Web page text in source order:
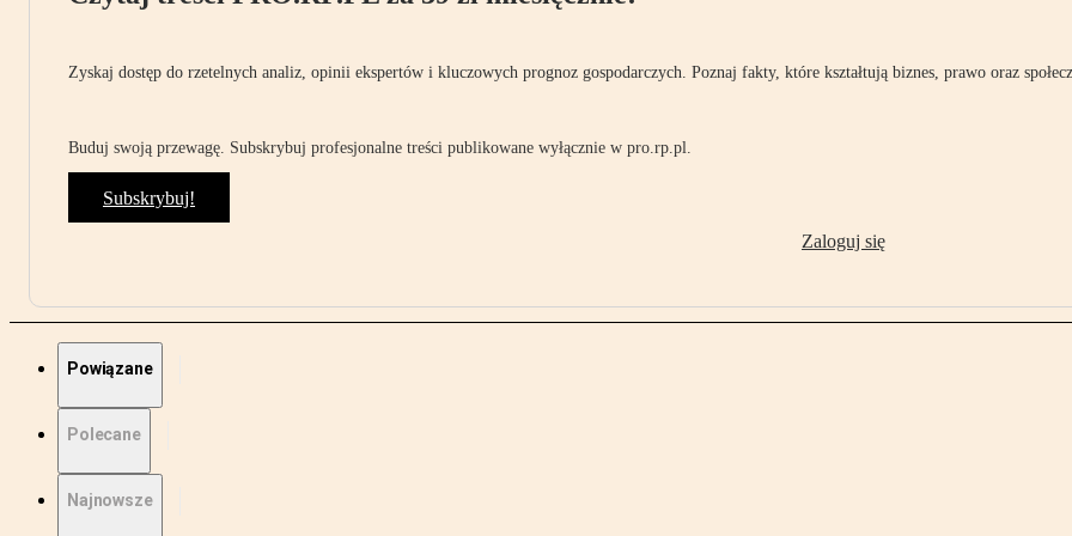
Zyskaj dostęp do rzetelnych analiz, opinii ekspertów i kluczowych prognoz gospodarczych. Poznaj fakty, które kształtują biznes, prawo oraz
Buduj swoją przewagę. Subskrybuj profesjonalne treści publikowane wyłącznie w pro.rp.pl.
Subskrybuj!
Zaloguj się
Powiązane
Polecane
Najnowsze